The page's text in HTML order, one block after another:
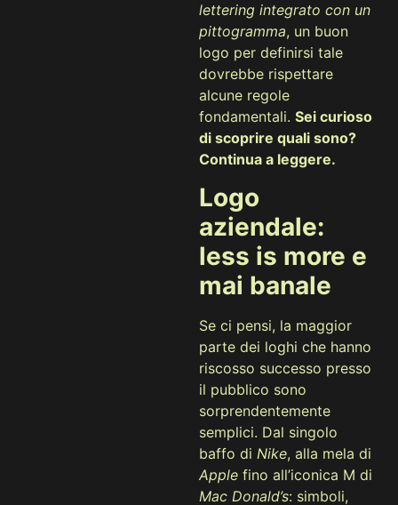
lettering integrato con un
pittogramma, un buon
logo per definirsi tale
dovrebbe rispettare
alcune regole
fondamentali. Sei curioso
di scoprire quali sono?
Continua a leggere.
Logo
aziendale:
less is more e
mai banale
Se ci pensi, la maggior
parte dei loghi che hanno
riscosso successo presso
il pubblico sono
sorprendentemente
semplici. Dal singolo
baffo di Nike, alla mela di
Apple fino all’iconica M di
Mac Donald’s: simboli,